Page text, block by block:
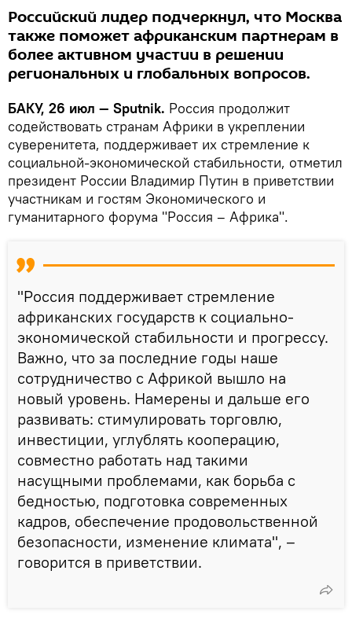
Российский лидер подчеркнул, что Москва
также поможет африканским партнерам в
более активном участии в решении
региональных и глобальных вопросов.
БАКУ, 26 июл — Sputnik. Россия продолжит
содействовать странам Африки в укреплении
суверенитета, поддерживает их стремление к
социальной-экономической стабильности, отметил
президент России Владимир Путин в приветствии
участникам и гостям Экономического и
гуманитарного форума "Россия – Африка".
"Россия поддерживает стремление
африканских государств к социально-
экономической стабильности и прогрессу.
Важно, что за последние годы наше
сотрудничество с Африкой вышло на
новый уровень. Намерены и дальше его
развивать: стимулировать торговлю,
инвестиции, углублять кооперацию,
совместно работать над такими
насущными проблемами, как борьба с
бедностью, подготовка современных
кадров, обеспечение продовольственной
безопасности, изменение климата", –
говорится в приветствии.